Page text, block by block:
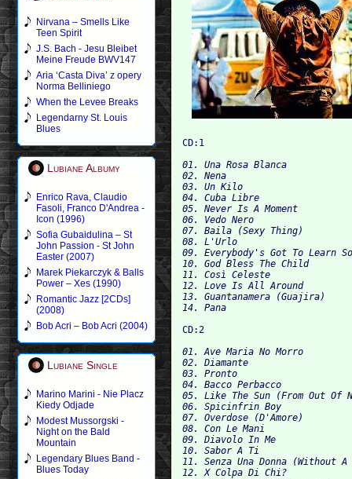
Nirvana – Smells Like
Teen Spirit
J.S. Bach - Jesu Bleibet
Meine Freude BWV147
Aria ‘Casta Diva’ z opery
Norma Belliniego
When the Levee Breaks
Legendarny St. Louis
Blues
Lubiane Albumy
Enrico Rava, Claudio
Fasoli, Franco D'Andrea -
Icon (1996)
Sofia Gubaidulina – St
John Passion - St John
Easter (2007)
Marek Piekarczyk & Balls
Power – Xes (1990)
Romantic Jazz [2CDs]
(2008)
Bob Acri – Bob Acri (2004)
Lubiane Single
Marino Marini - Nie Placz
Kiedy Odjade
Modest Mussorgski -
Night on the Bald
Mountain
Legendary Blues Band -
Blues Today
01. Una Rosa Blanca
02. Nena
03. Un Kilo
04. Cuba Libre
05. Never Is A Moment
06. Vedo Nero
07. Baila (Sexy Thing)
08. L'Urlo
09. Everybody's Got To Learn
10. God Bless The Child
11. Così Celeste
12. Love Is All Around
13. Guantanamera (Guajira)
01. Ave Maria No Morro
02. Diamante
03. Pronto
04. Bacco Perbacco
05. Like The Sun (From Out Of
06. Spicinfrin Boy
07. Overdose (D'Amore)
08. Con Le Mani
09. Diavolo In Me
10. Sabor A Ti
11. Senza Una Donna (Without A
12. X Colpa Di Chi?